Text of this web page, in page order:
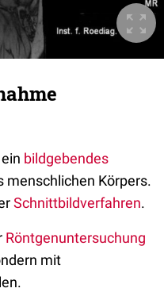
bildgebendes
menschlichen Körpers.
Schnittbildverfahren.
Röntgenuntersuchung
mit